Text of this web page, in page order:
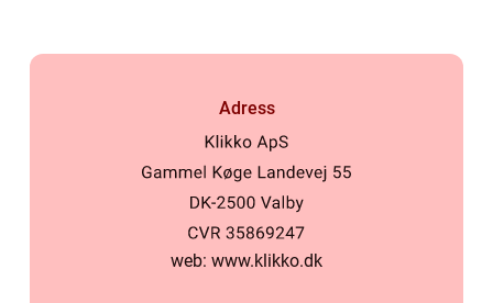
Adress
web: www.klikko.dk